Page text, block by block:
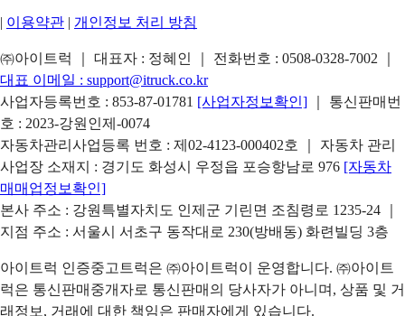
| 이용약관 | 개인정보 처리 방침
㈜아이트럭 ｜ 대표자 : 정혜인 ｜ 전화번호 : 0508-0328-7002
대표 이메일 : support@itruck.co.kr
사업자등록번호 : 853-87-01781 [사업자정보확인]
｜ 통신판매번
호 : 2023-강원인제-0074
자동차관리사업등록 번호 : 제02-4123-000402호 ｜ 자동차 관리
사업장 소재지 : 경기도 화성시 우정읍 포승항남로 976 [자동차
매매업정보확인]
본사 주소 : 강원특별자치도 인제군 기린면 조침령로 1235-24 ｜
지점 주소 : 서울시 서초구 동작대로 230(방배동) 화련빌딩 3층
아이트럭 인증중고트럭은 ㈜아이트럭이 운영합니다. ㈜아이트
럭은 통신판매중개자로 통신판매의 당사자가 아니며, 상품 및 거
래정보, 거래에 대한 책임은 판매자에게 있습니다.